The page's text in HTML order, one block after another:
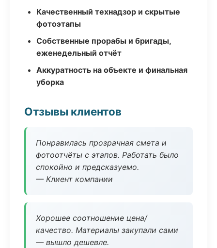
Качественный технадзор и скрытые
фотоэтапы
Собственные прорабы и бригады,
еженедельный отчёт
Аккуратность на объекте и финальная
уборка
Отзывы клиентов
Понравилась прозрачная смета и
фотоотчёты с этапов. Работать было
спокойно и предсказуемо.
— Клиент компании
Хорошее соотношение цена/
качество. Материалы закупали сами
— вышло дешевле.